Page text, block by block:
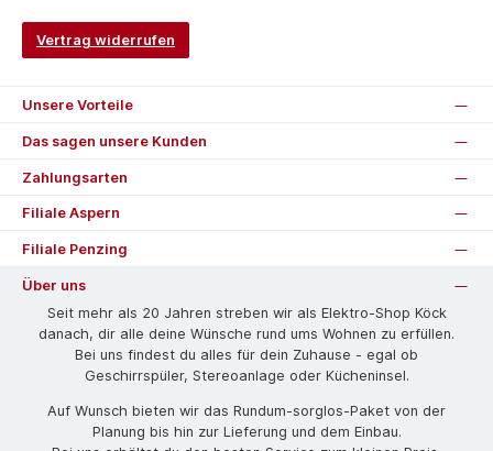
Vertrag widerrufen
Unsere Vorteile
Das sagen unsere Kunden
Zahlungsarten
Filiale Aspern
Filiale Penzing
Über uns
Seit mehr als 20 Jahren streben wir als Elektro-Shop Köck
danach, dir alle deine Wünsche rund ums Wohnen zu erfüllen.
Bei uns findest du alles für dein Zuhause - egal ob
Geschirrspüler, Stereoanlage oder Kücheninsel.
Auf Wunsch bieten wir das Rund­um-sorg­los-Pa­ket von der
Planung bis hin zur Lieferung und dem Einbau.